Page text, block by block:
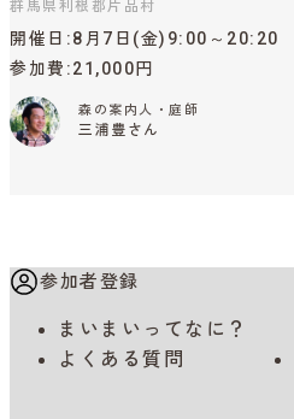
群馬県利根郡片品村
開催日
8月7日(金)9:00～20:20
参加費 21,000円
森の案内人・庭師
三浦豊さん
参加者登録
まいまいってなに？
よくある質問